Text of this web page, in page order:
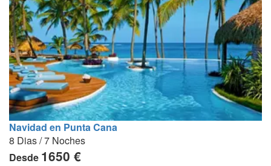
Navidad en Punta Cana
8 Dias / 7 Noches
Desde 1650 €